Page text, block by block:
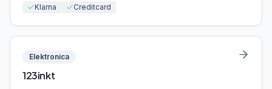
Klarna Creditcard
Elektronica
123inkt